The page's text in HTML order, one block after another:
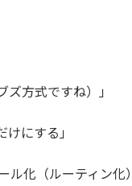
ズ方式ですね）」
にする」
ル化（ルーティン